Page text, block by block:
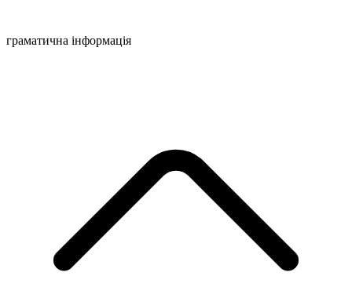
граматична інформація